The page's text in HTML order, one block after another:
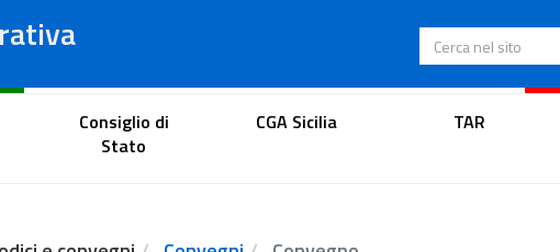
Cerca nel sito
Portale dell'avvocato
Consiglio di
Stato
CGA Sicilia TAR